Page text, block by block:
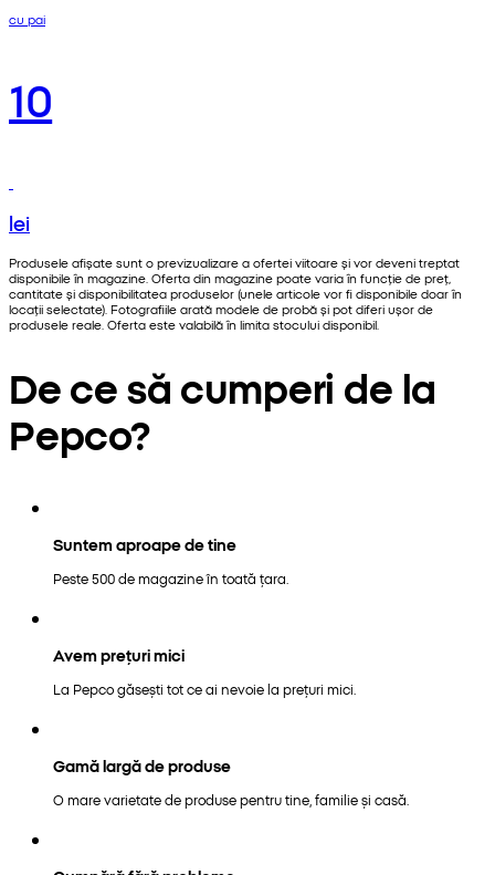
cu pai
10
lei
Produsele afișate sunt o previzualizare a ofertei viitoare și vor deveni treptat
disponibile în magazine. Oferta din magazine poate varia în funcție de preț,
cantitate și disponibilitatea produselor (unele articole vor fi disponibile doar în
locații selectate). Fotografiile arată modele de probă și pot diferi ușor de
produsele reale. Oferta este valabilă în limita stocului disponibil.
De ce să cumperi de la
Pepco?
Suntem aproape de tine
Peste 500 de magazine în toată țara.
Avem prețuri mici
La Pepco găsești tot ce ai nevoie la prețuri mici.
Gamă largă de produse
O mare varietate de produse pentru tine, familie și casă.